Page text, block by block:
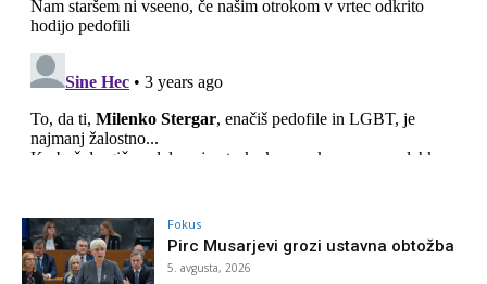
Fokus
Pirc Musarjevi grozi ustavna obtožba
5. avgusta, 2026